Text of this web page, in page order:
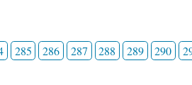
285 286 287 288 289 290